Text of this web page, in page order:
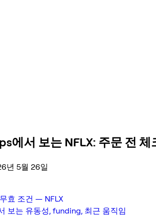
에서 보는 NFLX: 주문 전 체
년 5월 26일
효 조건 — NFLX
보는 유동성, funding, 최근 움직임